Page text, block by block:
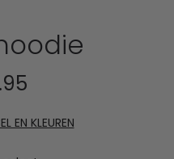
EN KLEUREN